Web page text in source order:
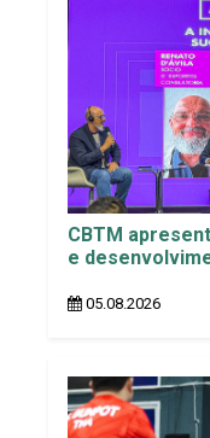
CBTM
e
05.08.2026